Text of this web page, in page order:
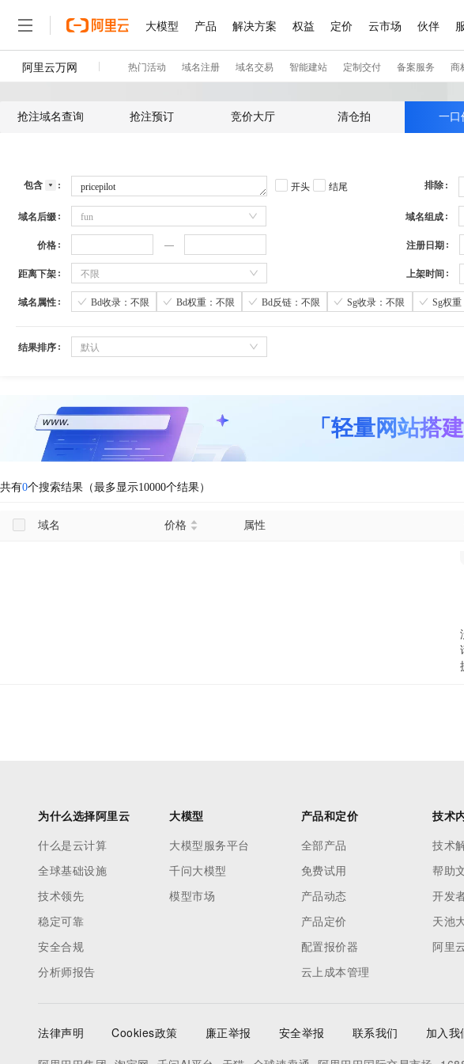
抢注域名查询 抢注预订 竞价大厅 清仓拍 一口
包含 开头 结尾 排除
域名后缀 fun 域名组成
价格 注册日期
距离下架 不限 上架时间
域名属性 Bd收录：不限 Bd权重：不限 Bd反链：不限 Sg收录：不限 Sg权重
结果排序 默认
「轻量网站搭
共有0个搜索结果（最多显示10000个结果）
域名 价格 属性